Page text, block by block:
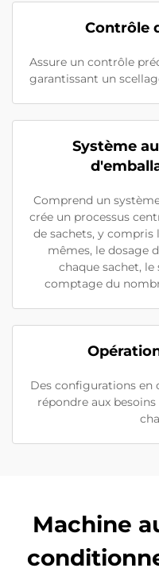
Contrôle
Assure un contrôle
garantissant un
Système
Comprend un
crée un processus
de sachets, y compris
mêmes, le dosage
chaque sachet, le
comptage du
Des configurations en
répondre aux
Machine